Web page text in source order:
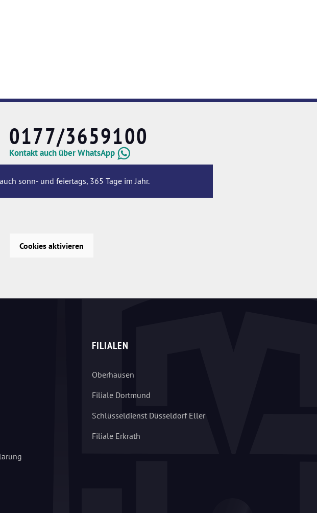
0177/3659100
Kontakt auch über WhatsApp
sonn- und feiertags, 365 Tage im Jahr.
Cookies aktivieren
FILIALEN
Oberhausen
Filiale Dortmund
Schlüsseldienst Düsseldorf Eller
Filiale Erkrath